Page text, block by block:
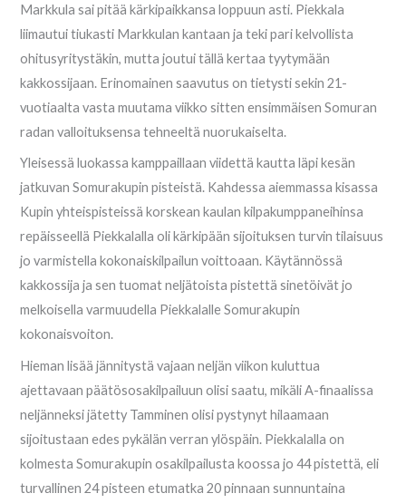
Markkula sai pitää kärkipaikkansa loppuun asti. Piekkala
liimautui tiukasti Markkulan kantaan ja teki pari kelvollista
ohitusyritystäkin, mutta joutui tällä kertaa tyytymään
kakkossijaan. Erinomainen saavutus on tietysti sekin 21-
vuotiaalta vasta muutama viikko sitten ensimmäisen Somuran
radan valloituksensa tehneeltä nuorukaiselta.
Yleisessä luokassa kamppaillaan viidettä kautta läpi kesän
jatkuvan Somurakupin pisteistä. Kahdessa aiemmassa kisassa
Kupin yhteispisteissä korskean kaulan kilpakumppaneihinsa
repäisseellä Piekkalalla oli kärkipään sijoituksen turvin tilaisuus
jo varmistella kokonaiskilpailun voittoaan. Käytännössä
kakkossija ja sen tuomat neljätoista pistettä sinetöivät jo
melkoisella varmuudella Piekkalalle Somurakupin
kokonaisvoiton.
Hieman lisää jännitystä vajaan neljän viikon kuluttua
ajettavaan päätösosakilpailuun olisi saatu, mikäli A-finaalissa
neljänneksi jätetty Tamminen olisi pystynyt hilaamaan
sijoitustaan edes pykälän verran ylöspäin. Piekkalalla on
kolmesta Somurakupin osakilpailusta koossa jo 44 pistettä, eli
turvallinen 24 pisteen etumatka 20 pinnaan sunnuntaina